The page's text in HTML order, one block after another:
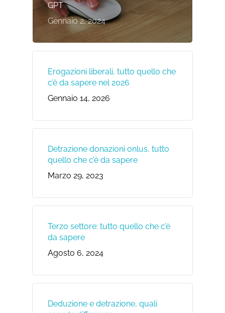
GPT
Gennaio 2, 2024
Erogazioni liberali, tutto quello che
c’è da sapere nel 2026
Gennaio 14, 2026
Detrazione donazioni onlus, tutto
quello che c’è da sapere
Marzo 29, 2023
Terzo settore: tutto quello che c’è
da sapere
Agosto 6, 2024
Deduzione e detrazione, quali